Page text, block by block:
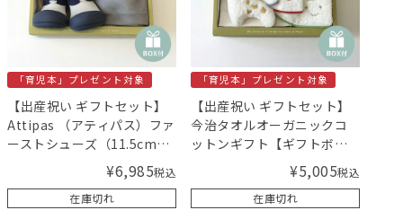
「育児本」プレゼント対象
【出産祝い ギフトセット】
Attipas （アティパス）ファ
ーストシューズ（11.5cm）
とスタイギフト ブルー【ギ
フトボックス入り】／
Amingオリジナルセット
¥6,985税込
在庫切れ
「育児本」プレゼント対象
【出産祝い ギフトセット】
今治タオルオーガニックコ
ットンギフト【ギフトボッ
クス入り】／Amingオリジ
¥5,005税込
在庫切れ